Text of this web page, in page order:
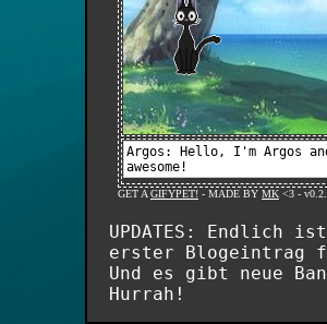
UPDATES: Endlich
erster Blogeintrag
Und es gibt neue
Hurrah!